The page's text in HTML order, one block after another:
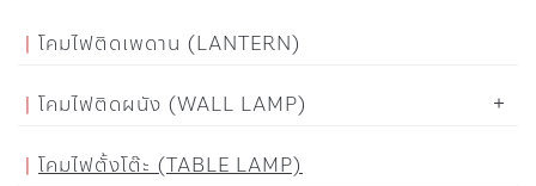
โคมไฟติดเพดาน (LANTERN)
โคมไฟติดผนัง (WALL LAMP)
โคมไฟตั้งโต๊ะ (TABLE LAMP)